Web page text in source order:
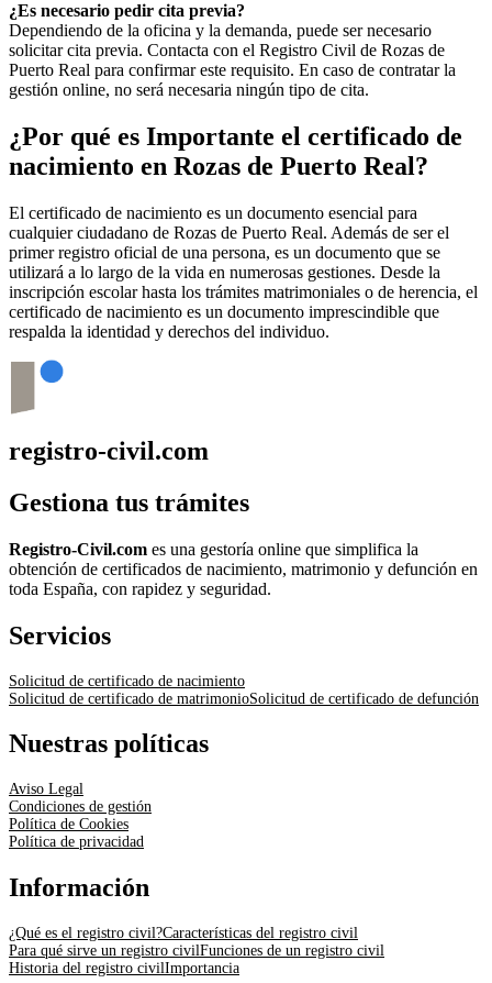
¿Es necesario pedir cita previa?
Dependiendo de la oficina y la demanda, puede ser necesario
solicitar cita previa. Contacta con el Registro Civil de Rozas de
Puerto Real para confirmar este requisito. En caso de contratar la
gestión online, no será necesaria ningún tipo de cita.
¿Por qué es Importante el certificado de
nacimiento en Rozas de Puerto Real ?
El certificado de nacimiento es un documento esencial para
cualquier ciudadano de Rozas de Puerto Real. Además de ser el
primer registro oficial de una persona, es un documento que se
utilizará a lo largo de la vida en numerosas gestiones. Desde la
inscripción escolar hasta los trámites matrimoniales o de herencia, el
certificado de nacimiento es un documento imprescindible que
respalda la identidad y derechos del individuo.
registro-civil.com
Gestiona tus trámites
Registro-Civil.com es una gestoría online que simplifica la
obtención de certificados de nacimiento, matrimonio y defunción en
toda España, con rapidez y seguridad.
Servicios
Solicitud de certificado de nacimiento
Solicitud de certificado de matrimonioSolicitud de certificado de defunción
Nuestras políticas
Aviso Legal
Condiciones de gestión
Política de Cookies
Política de privacidad
Información
¿Qué es el registro civil?Características del registro civil
Para qué sirve un registro civilFunciones de un registro civil
Historia del registro civilImportancia